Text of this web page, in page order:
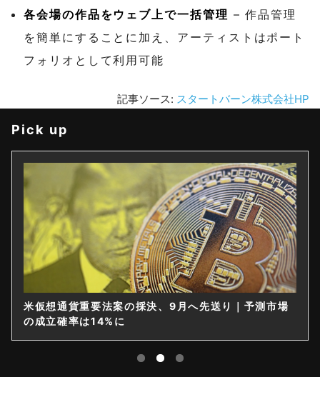
各会場の作品をウェブ上で一括管理 – 作品管理
を簡単にすることに加え、アーティストはポート
フォリオとして利用可能
記事ソース: スタートバーン株式会社HP
Pick up
米仮想通貨重要法案の採決、9月へ先送り｜予測市場
の成立確率は14%に